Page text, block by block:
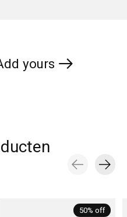
yours
50% off